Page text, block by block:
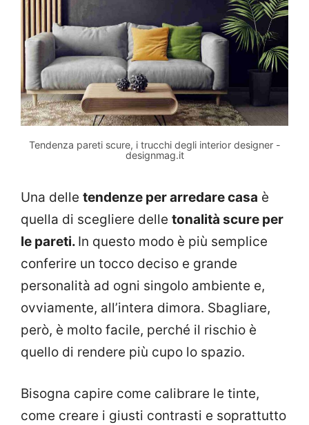
Tendenza pareti scure, i trucchi degli interior designer -
designmag.it
Una delle tendenze per arredare casa è
quella di scegliere delle tonalità scure per
le pareti. In questo modo è più semplice
conferire un tocco deciso e grande
personalità ad ogni singolo ambiente e,
ovviamente, all’intera dimora. Sbagliare,
però, è molto facile, perché il rischio è
quello di rendere più cupo lo spazio.
Bisogna capire come calibrare le tinte,
come creare i giusti contrasti e soprattutto